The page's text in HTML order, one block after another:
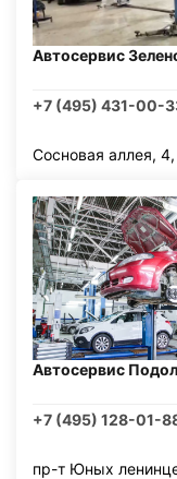
Автосервис
+7 (495) 431-00-
Сосновая аллея,
Автосервис
+7 (495) 128-01-
пр-т Юных